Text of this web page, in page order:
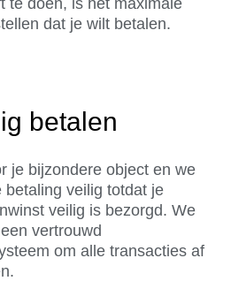
dat je wilt betalen.
betalen
je bijzondere object en we
betaling veilig totdat je
veilig is bezorgd. We
vertrouwd
om alle transacties af